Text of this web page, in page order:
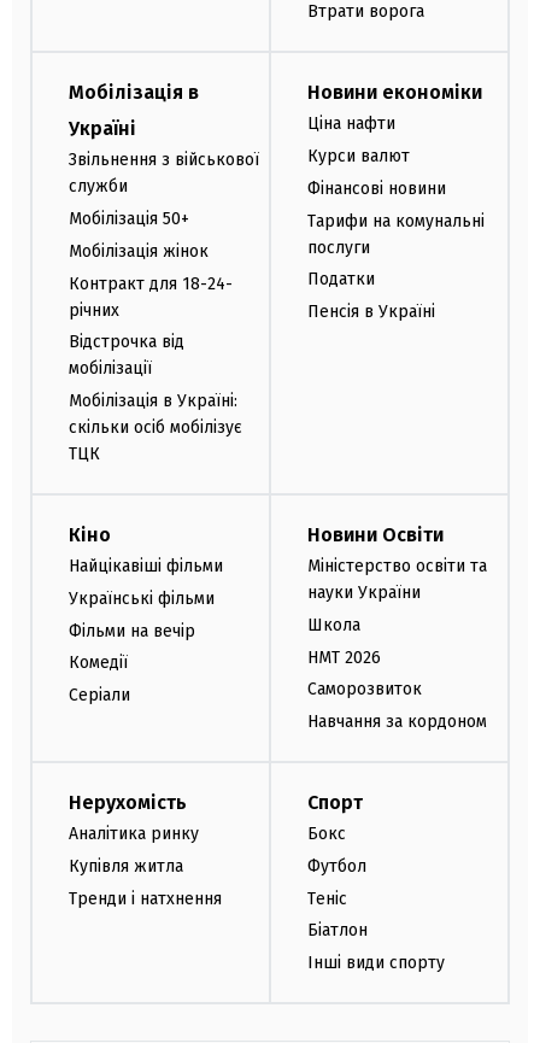
Втрати ворога
Мобілізація в
Україні
Звільнення з військової
служби
Мобілізація 50+
Мобілізація жінок
Контракт для 18-24-
річних
Відстрочка від
мобілізації
Мобілізація в Україні:
скільки осіб мобілізує
ТЦК
Новини економіки
Ціна нафти
Курси валют
Фінансові новини
Тарифи на комунальні
послуги
Податки
Пенсія в Україні
Кіно
Найцікавіші фільми
Українські фільми
Фільми на вечір
Комедії
Серіали
Новини Освіти
Міністерство освіти та
науки України
Школа
НМТ 2026
Саморозвиток
Навчання за кордоном
Нерухомість
Аналітика ринку
Купівля житла
Тренди і натхнення
Спорт
Бокс
Футбол
Теніс
Біатлон
Інші види спорту